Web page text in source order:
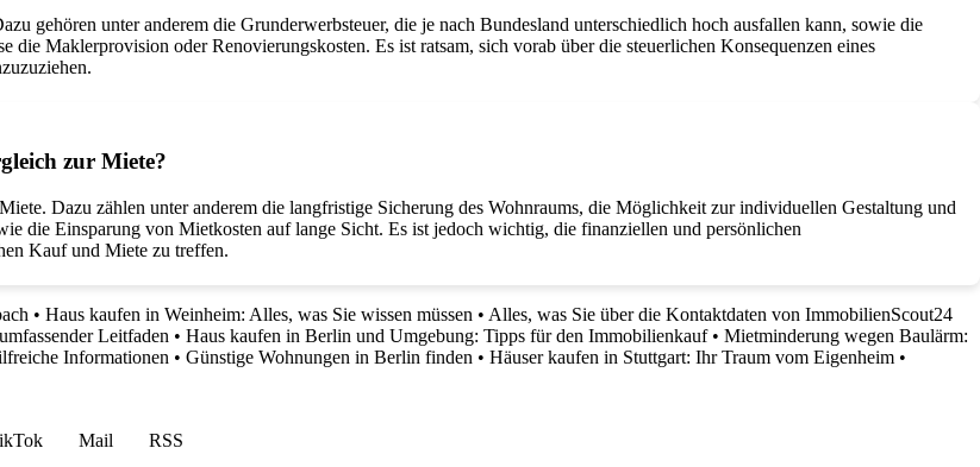
gehören unter anderem die Grunderwerbsteuer, die je nach Bundesland unterschiedlich hoch ausfallen kann, sowie die
Maklerprovision oder Renovierungskosten. Es ist ratsam, sich vorab über die steuerlichen Konsequenzen eines
zur Miete?
Dazu zählen unter anderem die langfristige Sicherung des Wohnraums, die Möglichkeit zur individuellen Gestaltung und
die Einsparung von Mietkosten auf lange Sicht. Es ist jedoch wichtig, die finanziellen und persönlichen
Kauf und Miete zu treffen.
• Haus kaufen in Weinheim: Alles, was Sie wissen müssen • Alles, was Sie über die Kontaktdaten von ImmobilienScout24
Leitfaden • Haus kaufen in Berlin und Umgebung: Tipps für den Immobilienkauf• Mietminderung wegen Baulärm:
Informationen • Günstige Wohnungen in Berlin finden • Häuser kaufen in Stuttgart: Ihr Traum vom Eigenheim •
Mail
RSS